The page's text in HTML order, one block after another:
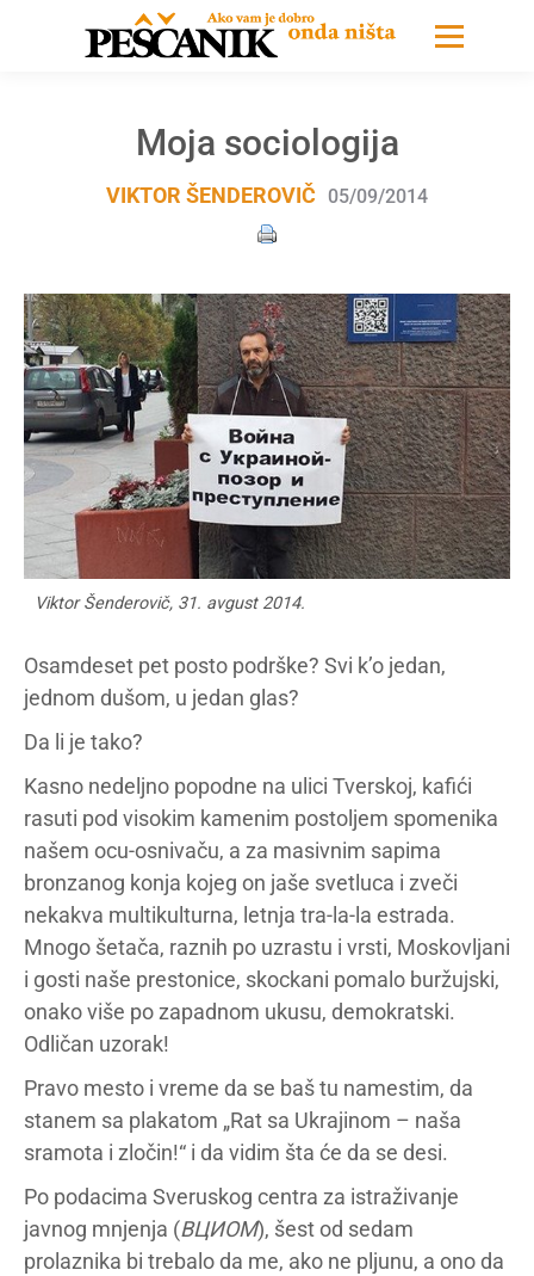
Moja sociologija
VIKTOR ŠENDEROVIČ 05/09/2014
Viktor Šenderovič, 31. avgust 2014.
Osamdeset pet posto podrške? Svi k’o jedan,
jednom dušom, u jedan glas?
Da li je tako?
Kasno nedeljno popodne na ulici Tverskoj, kafići
rasuti pod visokim kamenim postoljem spomenika
našem ocu-osnivaču, a za masivnim sapima
bronzanog konja kojeg on jaše svetluca i zveči
nekakva multikulturna, letnja tra-la-la estrada.
Mnogo šetača, raznih po uzrastu i vrsti, Moskovljani
i gosti naše prestonice, skockani pomalo buržujski,
onako više po zapadnom ukusu, demokratski.
Odličan uzorak!
Pravo mesto i vreme da se baš tu namestim, da
stanem sa plakatom „Rat sa Ukrajinom – naša
sramota i zločin!“ i da vidim šta će da se desi.
Po podacima Sveruskog centra za istraživanje
javnog mnjenja (ВЦИОМ), šest od sedam
prolaznika bi trebalo da me, ako ne pljunu, a ono da